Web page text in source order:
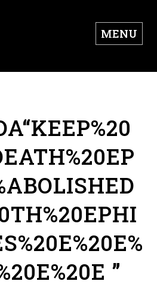
MENU
”